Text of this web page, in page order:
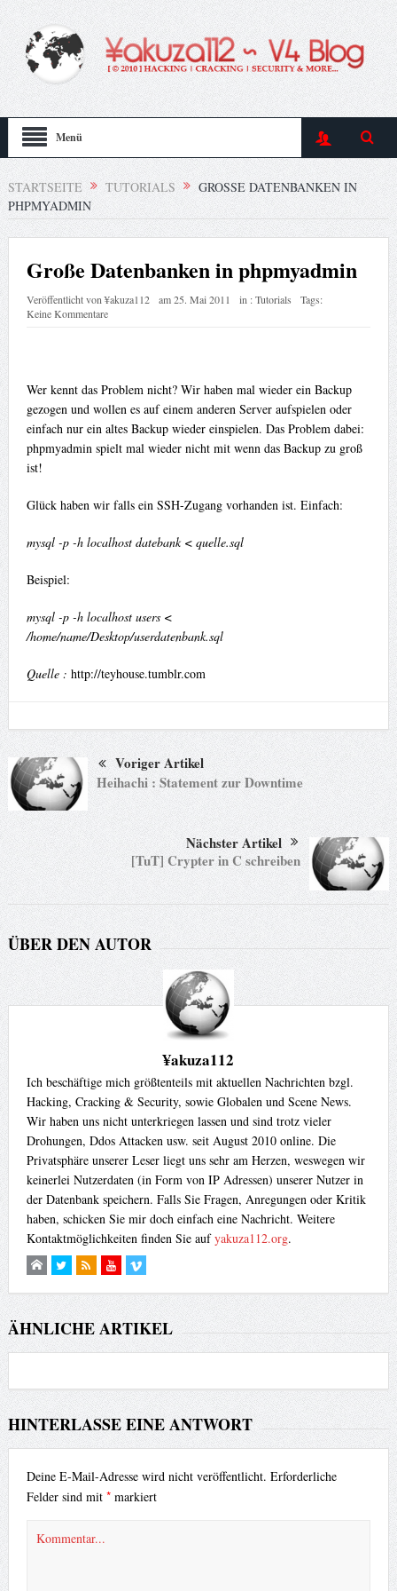
Menü
STARTSEITE TUTORIALS
GROSSE DATENBANKEN IN P
HPMYADMIN
Große Datenbanken in phpmyadmin
Veröffentlicht von¥akuza112 am25. Mai 2011 in :Tutorials
Tags:
Keine Kommentare
Wer kennt das Problem nicht? Wir haben mal wieder ein Backup
gezogen und wollen es auf einem anderen Server aufspielen oder
einfach nur ein altes Backup wieder einspielen. Das Problem dabei:
phpmyadmin spielt mal wieder nicht mit wenn das Backup zu groß
ist!
Glück haben wir falls ein SSH-Zugang vorhanden ist. Einfach:
mysql -p -h localhost datebank < quelle.sql
Beispiel:
mysql -p -h localhost users <
/home/name/Desktop/userdatenbank.sql
Quelle : http://teyhouse.tumblr.com
Voriger Artikel
Heihachi : Statement zur Downtime
Nächster Artikel
[TuT] Crypter in C schreiben
ÜBER DEN AUTOR
¥akuza112
Ich beschäftige mich größtenteils mit aktuellen Nachrichten bzgl.
Hacking, Cracking & Security, sowie Globalen und Scene News.
Wir haben uns nicht unterkriegen lassen und sind trotz vieler
Drohungen, Ddos Attacken usw. seit August 2010 online. Die
Privatsphäre unserer Leser liegt uns sehr am Herzen, weswegen wir
keinerlei Nutzerdaten (in Form von IP Adressen) unserer Nutzer in
der Datenbank speichern. Falls Sie Fragen, Anregungen oder Kritik
haben, schicken Sie mir doch einfach eine Nachricht. Weitere
Kontaktmöglichkeiten finden Sie aufyakuza112.org.
ÄHNLICHE ARTIKEL
HINTERLASSE EINE ANTWORT
Deine E-Mail-Adresse wird nicht veröffentlicht. Erforderliche
Felder sind mit *markiert